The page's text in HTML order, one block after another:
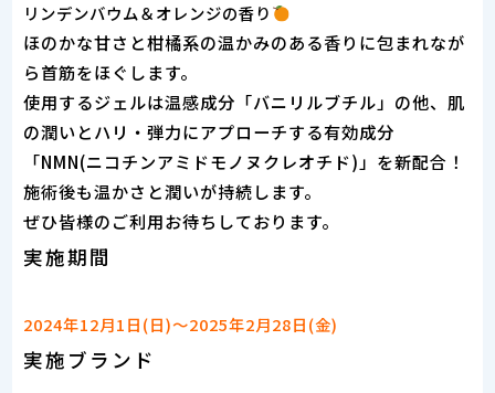
リンデンバウム＆オレンジの香り
ほのかな甘さと柑橘系の温かみのある香りに包まれなが
ら首筋をほぐします。
使用するジェルは温感成分「バニリルブチル」の他、肌
の潤いとハリ・弾力にアプローチする有効成分
「NMN(ニコチンアミドモノヌクレオチド)」を新配合！
施術後も温かさと潤いが持続します。
ぜひ皆様のご利用お待ちしております。
実施期間
2024年12月1日(日)～2025年2月28日(金)
実施ブランド